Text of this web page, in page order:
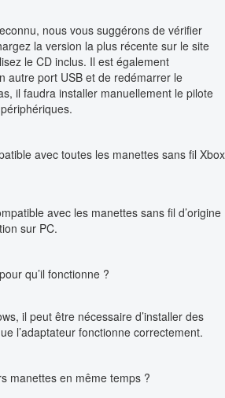
nous vous suggérons de vérifier
la version la plus récente sur le site
le CD inclus. Il est également
autre port USB et de redémarrer le
il faudra installer manuellement le pilote
avec toutes les manettes sans fil Xbox
avec les manettes sans fil d’origine
sur PC.
qu’il fonctionne ?
il peut être nécessaire d’installer des
l’adaptateur fonctionne correctement.
manettes en même temps ?